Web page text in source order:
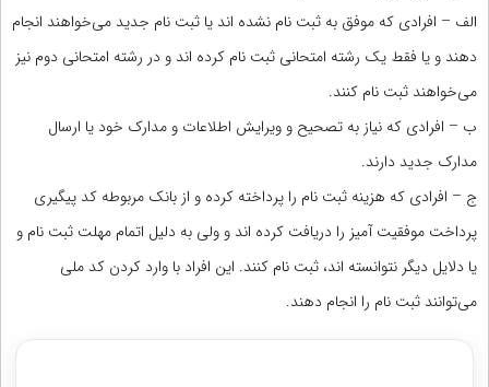
الف – افرادی که موفق به ثبت نام نشده اند یا ثبت نام جدید می‌خواهند انجام
دهند و یا فقط یک رشته امتحانی ثبت نام کرده اند و در رشته امتحانی دوم نیز
می‌خواهند ثبت نام کنند.
ب – افرادی که نیاز به تصحیح و ویرایش اطلاعات و مدارک خود یا ارسال
مدارک جدید دارند.
ج – افرادی که هزینه ثبت نام را پرداخته کرده و از بانک مربوطه کد پیگیری
پرداخت موفقیت آمیز را دریافت کرده اند و ولی به دلیل اتمام مهلت ثبت نام و
یا دلایل دیگر نتوانسته اند، ثبت نام کنند. این افراد با وارد کردن کد ملی
می‌توانند ثبت نام را انجام دهند.